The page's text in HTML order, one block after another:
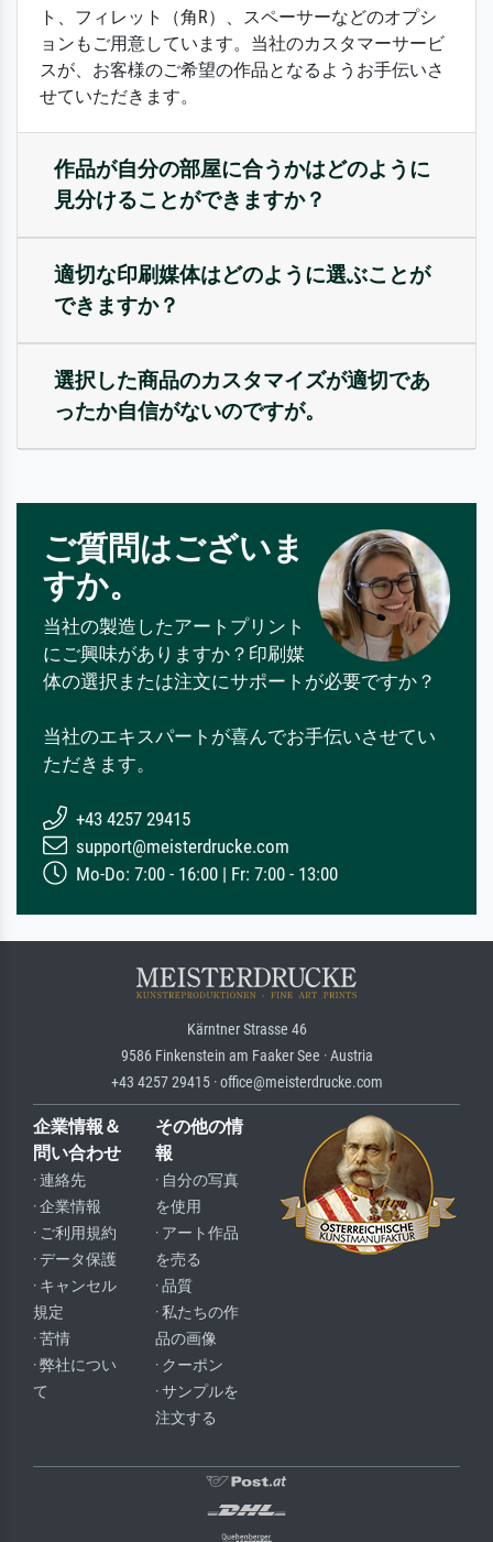
ト、フィレット（角R）、スペーサーなどのオプシ
ョンもご用意しています。当社のカスタマーサービ
スが、お客様のご希望の作品となるようお手伝いさ
せていただきます。
作品が自分の部屋に合うかはどのように
見分けることができますか？
適切な印刷媒体はどのように選ぶことが
できますか？
選択した商品のカスタマイズが適切であ
ったか自信がないのですが。
ご質問はございま
すか。
当社の製造したアートプリント
にご興味がありますか？印刷媒
体の選択または注文にサポートが必要ですか？
当社のエキスパートが喜んでお手伝いさせてい
ただきます。
+43 4257 29415
support@meisterdrucke.com
Mo-Do: 7:00 - 16:00 | Fr: 7:00 - 13:00
Kärntner Strasse 46
9586 Finkenstein am Faaker See · Austria
+43 4257 29415 · office@meisterdrucke.com
企業情報＆
問い合わせ
· 連絡先
· 企業情報
· ご利用規約
· データ保護
· キャンセル
規定
· 苦情
· 弊社につい
て
その他の情
報
· 自分の写真
を使用
· アート作品
を売る
· 品質
· 私たちの作
品の画像
· クーポン
· サンプルを
注文する